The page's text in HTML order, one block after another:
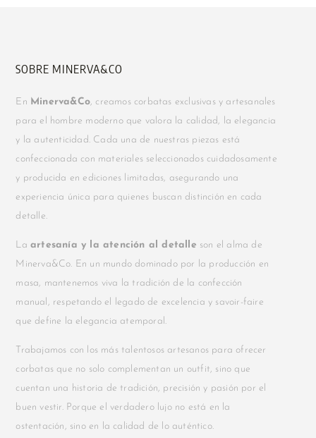
SOBRE MINERVA&CO
En Minerva&Co, creamos corbatas exclusivas y artesanales
para el hombre moderno que valora la calidad, la elegancia
y la autenticidad. Cada una de nuestras piezas está
confeccionada con materiales seleccionados cuidadosamente
y producida en ediciones limitadas, asegurando una
experiencia única para quienes buscan distinción en cada
detalle.
La artesanía y la atención al detalle son el alma de
Minerva&Co. En un mundo dominado por la producción en
masa, mantenemos viva la tradición de la confección
manual, respetando el legado de excelencia y savoir-faire
que define la elegancia atemporal.
Trabajamos con los más talentosos artesanos para ofrecer
corbatas que no solo complementan un outfit, sino que
cuentan una historia de tradición, precisión y pasión por el
buen vestir. Porque el verdadero lujo no está en la
ostentación, sino en la calidad de lo auténtico.